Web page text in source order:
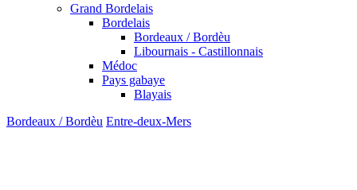
Grand Bordelais
Bordelais
Bordeaux / Bordèu
Libournais - Castillonnais
Médoc
Pays gabaye
Blayais
Bordeaux / Bordèu Entre-deux-Mers